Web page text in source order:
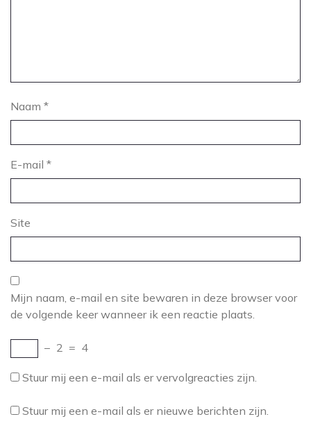
Naam *
E-mail *
Site
Mijn naam, e-mail en site bewaren in deze browser voor
de volgende keer wanneer ik een reactie plaats.
− 2 = 4
Stuur mij een e-mail als er vervolgreacties zijn.
Stuur mij een e-mail als er nieuwe berichten zijn.